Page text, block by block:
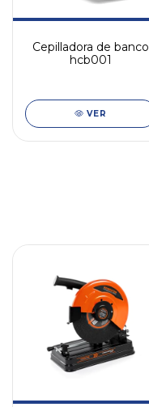
Cepilladora de banco
hcb001
VER